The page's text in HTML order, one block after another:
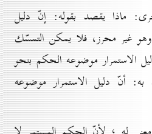
ماذا يقصد بقوله: إنّ دليل
غير محرز، فلا يمكن التمسّك
الاستمرار موضوعه الحكم بنحو
به: أنّ دليل الاستمرار موضوعه